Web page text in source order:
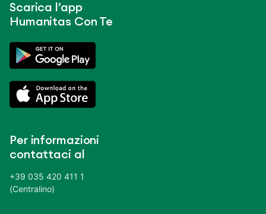
Scarica l’app
Humanitas Con Te
Per informazioni
contattaci al
+39 035 420 411 1
(Centralino)